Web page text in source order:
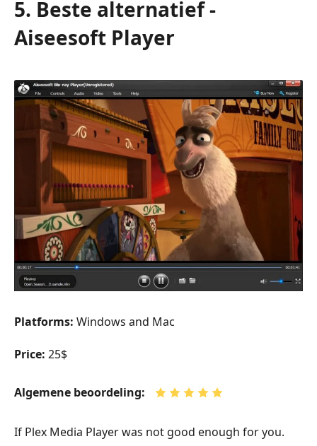
5. Beste alternatief -
Aiseesoft Player
Platforms: Windows and Mac
Price: 25$
Algemene beoordeling:
If Plex Media Player was not good enough for you.